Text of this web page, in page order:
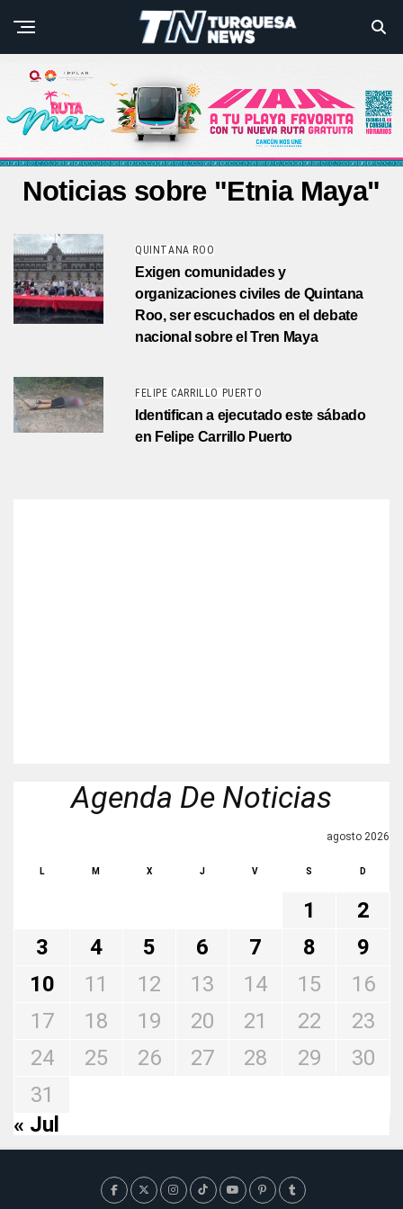
Noticias sobre "Etnia Maya"
QUINTANA ROO
Exigen comunidades y
organizaciones civiles de Quintana
Roo, ser escuchados en el debate
nacional sobre el Tren Maya
FELIPE CARRILLO PUERTO
Identifican a ejecutado este sábado
en Felipe Carrillo Puerto
Agenda De Noticias
agosto 2026
L M X J V S D
1
2
3
4 5 6 7 8
9
10
11 12 13 14 15
16
17
18 19 20 21 22
23
24
25 26 27 28 29
30
31
« Jul